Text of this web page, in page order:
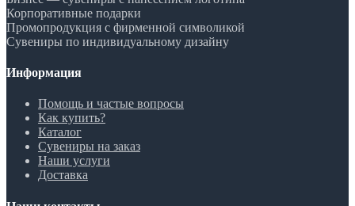
Корпоративные подарки
Промопродукция с фирменной символикой
Сувениры по индивидуальному дизайну
Информация
Помощь и частые вопросы
Как купить?
Каталог
Сувениры на заказ
Наши услуги
Доставка